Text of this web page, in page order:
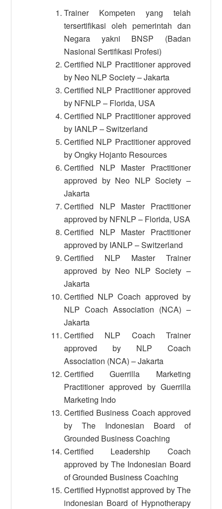
Trainer Kompeten yang telah
tersertifikasi oleh pemerintah dan
Negara yakni BNSP (Badan
Nasional Sertifikasi Profesi)
Certified NLP Practitioner approved
by Neo NLP Society – Jakarta
Certified NLP Practitioner approved
by NFNLP – Florida, USA
Certified NLP Practitioner approved
by IANLP – Switzerland
Certified NLP Practitioner approved
by Ongky Hojanto Resources
Certified NLP Master Practitioner
approved by Neo NLP Society –
Jakarta
Certified NLP Master Practitioner
approved by NFNLP – Florida, USA
Certified NLP Master Practitioner
approved by IANLP – Switzerland
Certified NLP Master Trainer
approved by Neo NLP Society –
Jakarta
Certified NLP Coach approved by
NLP Coach Association (NCA) –
Jakarta
Certified NLP Coach Trainer
approved by NLP Coach
Association (NCA) – Jakarta
Certified Guerrilla Marketing
Practitioner approved by Guerrilla
Marketing Indo
Certified Business Coach approved
by The Indonesian Board of
Grounded Business Coaching
Certified Leadership Coach
approved by The Indonesian Board
of Grounded Business Coaching
Certified Hypnotist approved by The
indonesian Board of Hypnotherapy